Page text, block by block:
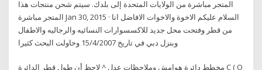
المتجر مباشرة من الولايات المتحدة إلى بلدك. سيتم شحن منتجات هذا
المتجر مباشرة Jan 30, 2015 · السلام عليكم الاخوة والاخوات الافاضل انا
من قطر وفتحت محل جديد للاكسسوارات النسائيه والرجاليه والاطفال
وبنزل دبي في تاريخ 15/4/2007 وحاولت البحث كثيرا
مخطط دائرة هوامش وملاحظات عدل ^ لاحظ أن طول قطر الدائرة C ( O